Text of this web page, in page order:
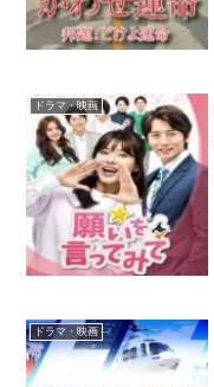
ドラマ・映画
ドラマ・映画